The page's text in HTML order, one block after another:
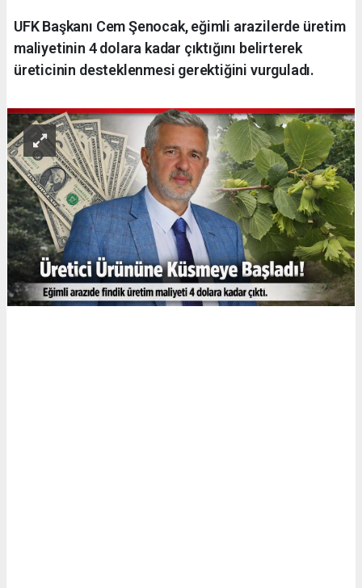
UFK Başkanı Cem Şenocak, eğimli arazilerde üretim
maliyetinin 4 dolara kadar çıktığını belirterek
üreticinin desteklenmesi gerektiğini vurguladı.